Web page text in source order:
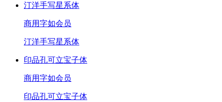
汀洋手写星系体
商用字如会员
汀洋手写星系体
印品孔可立宝子体
商用字如会员
印品孔可立宝子体